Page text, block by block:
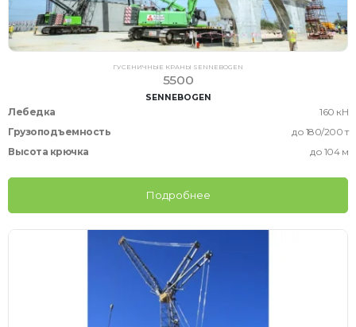
ГУСЕНИЧНЫЕ КРАНЫ SENNEBOGEN
5500
SENNEBOGEN
Лебедка
160 кН
Грузоподъемность
до 180/200 т
Высота крючка
до 104 м
Подробнее